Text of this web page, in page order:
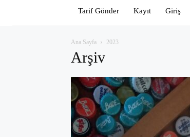
Tarif Gönder Kayıt Giriş
Ana Sayfa 2023
Arşiv